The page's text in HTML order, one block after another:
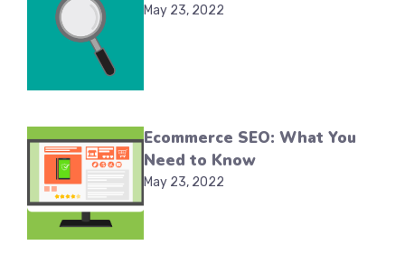
May 23, 2022
Ecommerce SEO: What You
Need to Know
May 23, 2022